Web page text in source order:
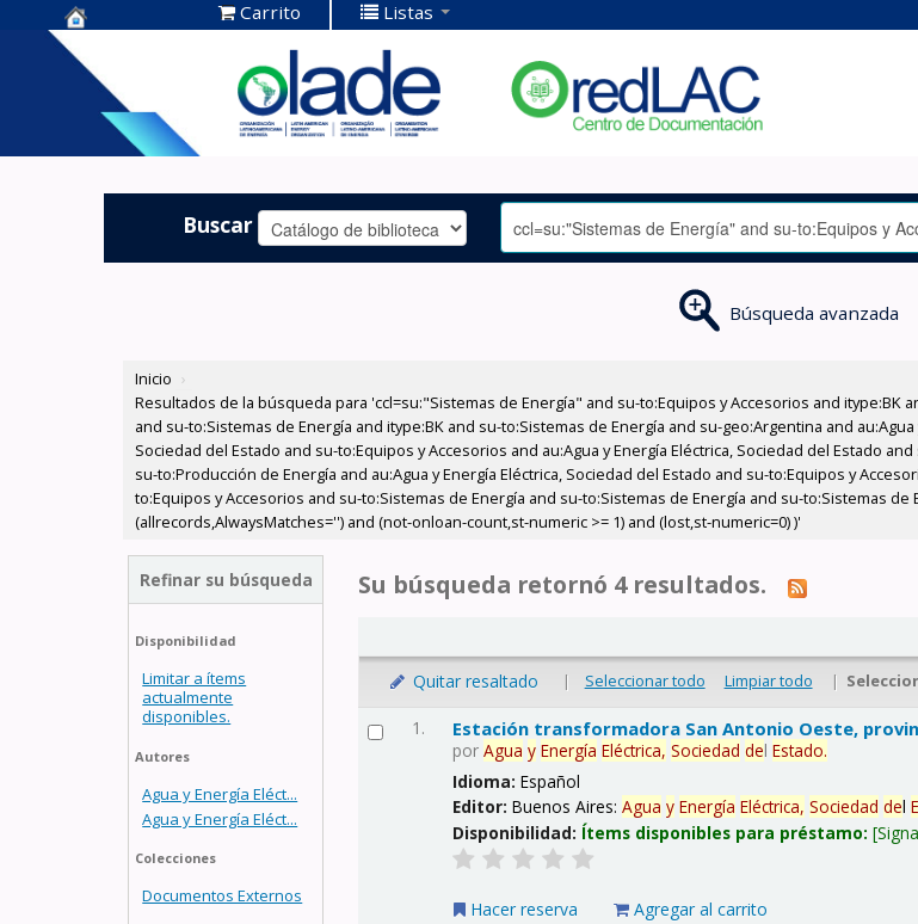
Centro de
Documentación
OLADE -
Carrito Listas
Buscar
Búsqueda avanzada
Inicio ›
Resultados de la búsqueda para 'ccl=su:"Sistemas de Energía" and su-to:Equipos y Accesorios and itype:BK
and su-to:Sistemas de Energía and itype:BK and su-to:Sistemas de Energía and su-geo:Argentina and
Sociedad del Estado and su-to:Equipos y Accesorios and au:Agua y Energía Eléctrica, Sociedad del Estado
su-to:Producción de Energía and au:Agua y Energía Eléctrica, Sociedad del Estado and su-to:Equipos y
to:Equipos y Accesorios and su-to:Sistemas de Energía and su-to:Sistemas de Energía and su-to:Sistemas de
(allrecords,AlwaysMatches='') and (not-onloan-count,st-numeric >= 1) and (lost,st-numeric=0) )'
Refinar su búsqueda
Disponibilidad
Limitar a ítems
actualmente
disponibles.
Autores
Agua y Energía Eléct...
Agua y Energía Eléct...
Colecciones
Documentos Externos
Su búsqueda retornó 4 resultados.
Quitar resaltado | Seleccionar todo Limpiar todo |
1. Estación transformadora San Antonio Oeste,
porAgua y Energía Eléctrica, Sociedad delEstado.
Idioma:Español
Editor:Buenos Aires:Agua y Energía Eléctrica, Sociedad del
Disponibilidad: Ítems disponibles para préstamo:
Hacer reserva Agregar al carrito